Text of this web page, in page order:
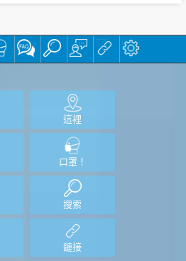
這裡
口罩！
搜索
鏈接